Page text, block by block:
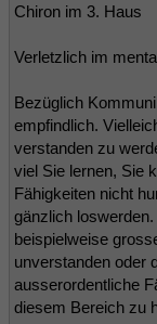
Chiron im 3. Haus
Verletzlich im
Bezüglich
empfindlich.
verstanden zu
viel Sie lernen, Sie
Fähigkeiten nicht
gänzlich
beispielweise
unverstanden oder
ausserordentliche
diesem Bereich zu